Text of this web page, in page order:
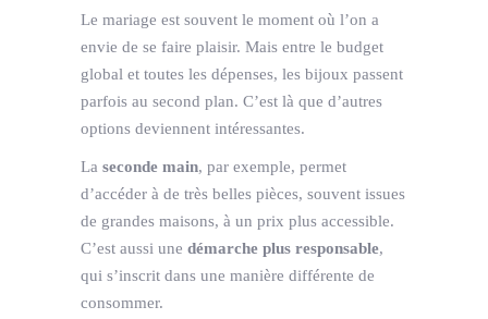
Le mariage est souvent le moment où l’on a
envie de se faire plaisir. Mais entre le budget
global et toutes les dépenses, les bijoux passent
parfois au second plan. C’est là que d’autres
options deviennent intéressantes.
La seconde main, par exemple, permet
d’accéder à de très belles pièces, souvent issues
de grandes maisons, à un prix plus accessible.
C’est aussi une démarche plus responsable,
qui s’inscrit dans une manière différente de
consommer.